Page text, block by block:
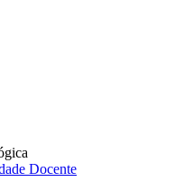
Docente